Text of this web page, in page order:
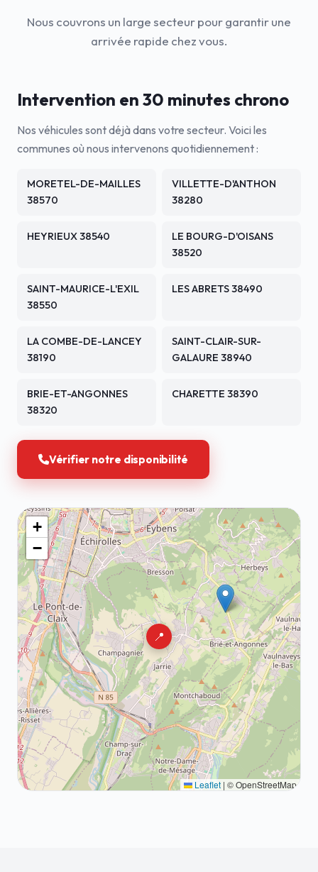
Nous couvrons un large secteur pour garantir une
arrivée rapide chez vous.
Intervention en 30 minutes chrono
Nos véhicules sont déjà dans votre secteur. Voici les
communes où nous intervenons quotidiennement :
MORETEL-DE-MAILLES
38570
VILLETTE-D'ANTHON
38280
HEYRIEUX 38540
LE BOURG-D'OISANS
38520
SAINT-MAURICE-L'EXIL
38550
LES ABRETS 38490
LA COMBE-DE-LANCEY
38190
SAINT-CLAIR-SUR-
GALAURE 38940
BRIE-ET-ANGONNES
38320
CHARETTE 38390
Vérifier notre disponibilité
📍
+
−
Leaflet | © OpenStreetMap